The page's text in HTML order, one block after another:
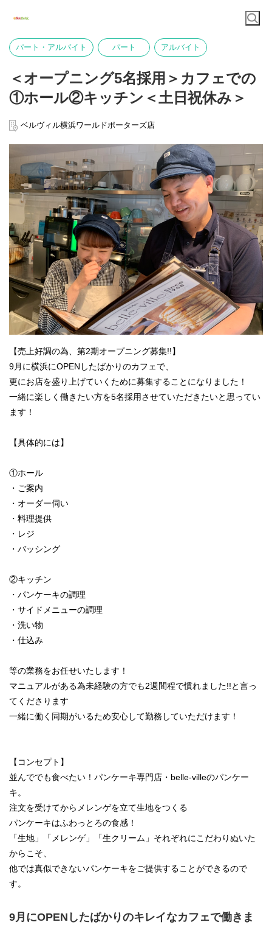
パート・アルバイト パート アルバイト
＜オープニング5名採用＞カフェでの
①ホール②キッチン＜土日祝休み＞
ベルヴィル横浜ワールドポーターズ店
【売上好調の為、第2期オープニング募集!!】
9月に横浜にOPENしたばかりのカフェで、
更にお店を盛り上げていくために募集することになりました！
一緒に楽しく働きたい方を5名採用させていただきたいと思ってい
ます！
【具体的には】
①ホール
・ご案内
・オーダー伺い
・料理提供
・レジ
・バッシング
②キッチン
・パンケーキの調理
・サイドメニューの調理
・洗い物
・仕込み
等の業務をお任せいたします！
マニュアルがある為未経験の方でも2週間程で慣れました!!と言っ
てくださります
一緒に働く同期がいるため安心して勤務していただけます！
【コンセプト】
並んででも食べたい！パンケーキ専門店・belle-villeのパンケー
キ。
注文を受けてからメレンゲを立て生地をつくる
パンケーキはふわっとろの食感！
「生地」「メレンゲ」「生クリーム」それぞれにこだわりぬいた
からこそ、
他では真似できないパンケーキをご提供することができるので
す。
9月にOPENしたばかりのキレイなカフェで働きま